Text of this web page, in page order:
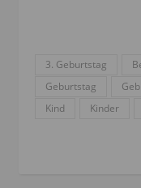
3. Geburtstag
Geburtstag
Kind
Kinder